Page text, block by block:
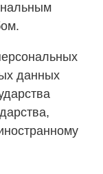
данных